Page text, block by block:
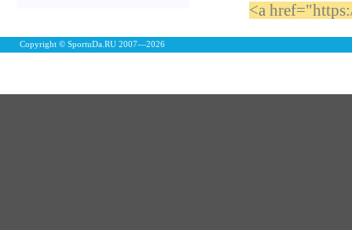
<a
Copyright © SportuDa.RU 2007—2026